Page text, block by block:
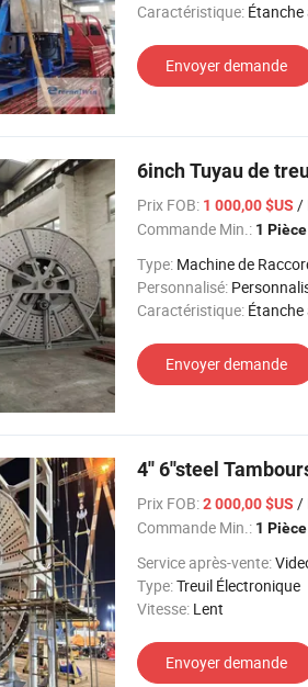
Caractéristique:
Envoyer demande
6inch Tuyau de
Prix FOB: 1 000,00 $US /
Commande Min.: 1 Pièce
Type: Machine de
Personnalisé:
Caractéristique:
Envoyer demande
4'' 6''steel
Prix FOB:2 000,00 $US /
Commande Min.: 1 Pièce
Service après-vente:
Type:Treuil Électronique
Vitesse: Lent
Envoyer demande